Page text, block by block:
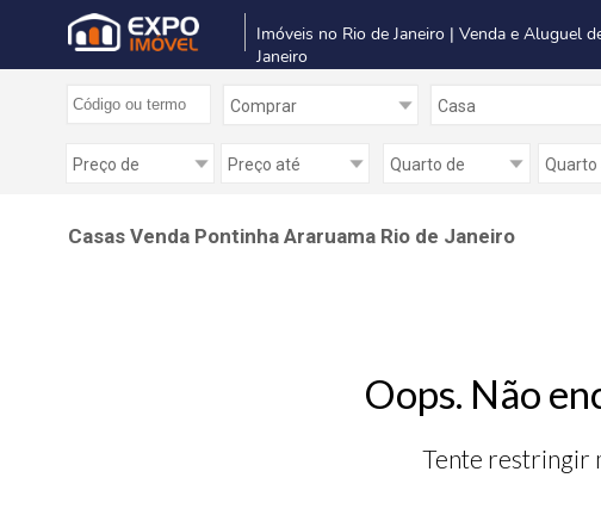
Imóveis no Rio de Janeiro | Venda e Aluguel
Janeiro
Casas Venda Pontinha Araruama Rio de Janeiro
Oops. Não
Tente restringir